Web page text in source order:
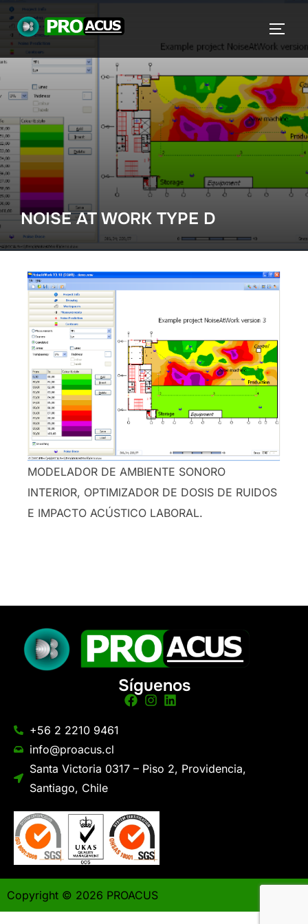
NOISE AT WORK TYPE D
MODELADOR DE AMBIENTE SONORO
INTERIOR, OPTIMIZADOR DE DOSIS DE RUIDOS
E IMPACTO ACÚSTICO LABORAL.
Síguenos
+56 2 2210 9461
info@proacus.cl
Santa Victoria 0317 – Piso 2, Providencia,
Santiago, Chile
Copyright © 2026 PROACUS